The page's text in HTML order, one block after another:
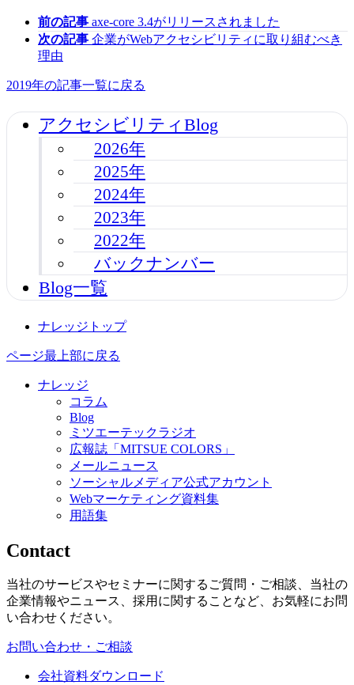
前の記事 axe-core 3.4がリリースされました
次の記事 企業がWebアクセシビリティに取り組むべき
理由
2019年の記事一覧に戻る
アクセシビリティBlog
2026年
2025年
2024年
2023年
2022年
バックナンバー
Blog一覧
ナレッジトップ
ページ最上部に戻る
ナレッジ
コラム
Blog
ミツエーテックラジオ
広報誌「MITSUE COLORS」
メールニュース
ソーシャルメディア公式アカウント
Webマーケティング資料集
用語集
Contact
当社のサービスやセミナーに関するご質問・ご相談、当社の
企業情報やニュース、採用に関することなど、お気軽にお問
い合わせください。
お問い合わせ・ご相談
会社資料ダウンロード